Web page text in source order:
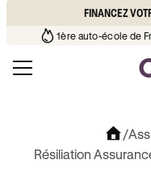
FINANCEZ
de votre quartier¹
/
Résiliation